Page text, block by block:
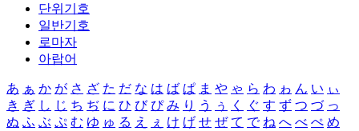
단위기호
일반기호
로마자
아랍어
あ ぁ か が さ ざ た だ な は ば ぱ ま や ゃ ら わ ゎ ん い ぃ
き ぎ し じ ち ぢ に ひ び ぴ み り う ぅ く ぐ す ず つ づ っ
ぬ ふ ぶ ぷ む ゆ ゅ る え ぇ け げ せ ぜ て で ね へ べ ぺ め